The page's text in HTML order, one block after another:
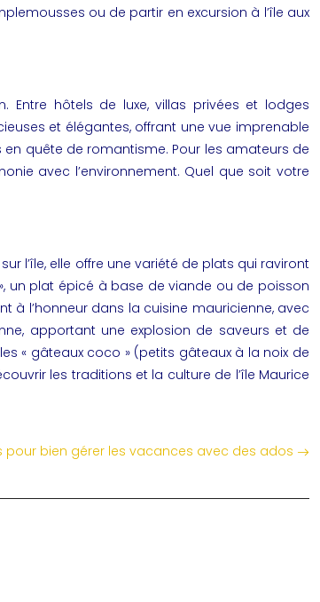
ou de partir en excursion à l’île aux
Entre hôtels de luxe, villas privées et lodges
et élégantes, offrant une vue imprenable
en quête de romantisme. Pour les amateurs de
avec l’environnement. Quel que soit votre
l’île, elle offre une variété de plats qui raviront
un plat épicé à base de viande ou de poisson
à l’honneur dans la cuisine mauricienne, avec
apportant une explosion de saveurs et de
« gâteaux coco » (petits gâteaux à la noix de
les traditions et la culture de l’île Maurice
pour bien gérer les vacances avec des ados